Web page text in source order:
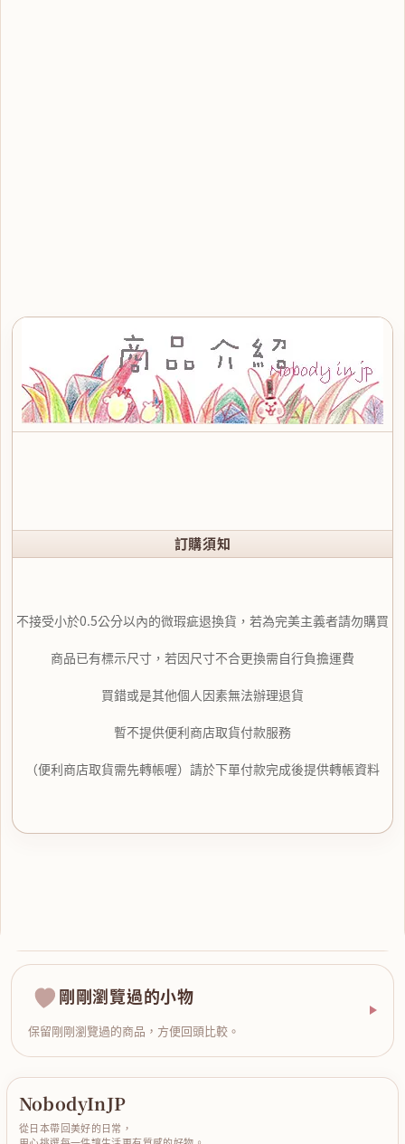
訂購須知
不接受小於0.5公分以內的微瑕疵退換貨，若為完美主義者請勿購買
商品已有標示尺寸，若因尺寸不合更換需自行負擔運費
買錯或是其他個人因素無法辦理退貨
暫不提供便利商店取貨付款服務
（便利商店取貨需先轉帳喔）請於下單付款完成後提供轉帳資料
剛剛瀏覽過的小物
保留剛剛瀏覽過的商品，方便回頭比較。
NobodyInJP
從日本帶回美好的日常，